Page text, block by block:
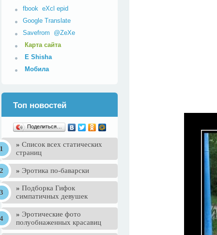
fbook eXcl epid
Google Translate
Savefrom @ZeXe
Карта сайта
E Shisha
Мобила
Топ новостей
Поделиться…
» Список всех статических
страниц
» Эротика по-баварски
» Подборка Гифок
симпатичных девушек
» Эротические фото
полуобнаженных красавиц